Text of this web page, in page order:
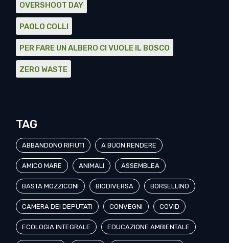
OVERSHOOT DAY
PAOLO COLLI
PER FARE UN ALBERO CI VUOLE IL BOSCO
ZERO WASTE
TAG
ABBANDONO RIFIUTI A BUON RENDERE
AMICO MARE ANIMALI ASSEMBLEA
BASTA MOZZICONI BIODIVERSA BORSELLINO
CAMERA DEI DEPUTATI CONVEGNI COVID
ECOLOGIA INTEGRALE EDUCAZIONE AMBIENTALE